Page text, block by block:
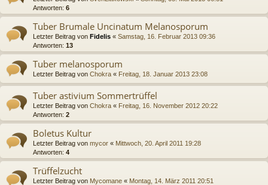
Antworten: 6
Tuber Brumale Uncinatum Melanosporum
Letzter Beitrag von Fidelis « Samstag, 16. Februar 2013 09:36
Antworten: 13
Tuber melanosporum
Letzter Beitrag von Chokra « Freitag, 18. Januar 2013 23:08
Tuber astivium Sommertrüffel
Letzter Beitrag von Chokra « Freitag, 16. November 2012 20:22
Antworten: 2
Boletus Kultur
Letzter Beitrag von mycor « Mittwoch, 20. April 2011 19:28
Antworten: 4
Trüffelzucht
Letzter Beitrag von Mycomane « Montag, 14. März 2011 20:51